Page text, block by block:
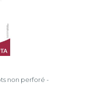
non perforé -